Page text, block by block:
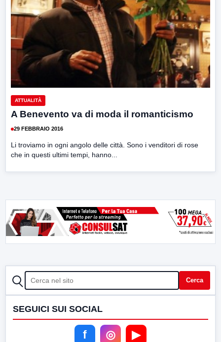
ATTUALITÀ
A Benevento va di moda il romanticismo
29 FEBBRAIO 2016
Li troviamo in ogni angolo delle città. Sono i venditori di rose
che in questi ultimi tempi, hanno...
CERCA Cerca
SEGUICI SUI SOCIAL
f ◎ ▶